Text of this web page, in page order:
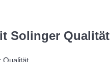
Solinger Qualität